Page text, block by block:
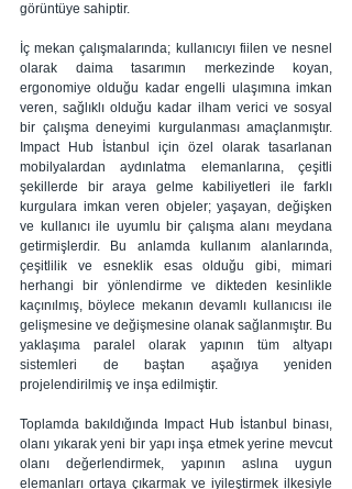
görüntüye sahiptir.
İç mekan çalışmalarında; kullanıcıyı fiilen ve nesnel
olarak daima tasarımın merkezinde koyan,
ergonomiye olduğu kadar engelli ulaşımına imkan
veren, sağlıklı olduğu kadar ilham verici ve sosyal
bir çalışma deneyimi kurgulanması amaçlanmıştır.
Impact Hub İstanbul için özel olarak tasarlanan
mobilyalardan aydınlatma elemanlarına, çeşitli
şekillerde bir araya gelme kabiliyetleri ile farklı
kurgulara imkan veren objeler; yaşayan, değişken
ve kullanıcı ile uyumlu bir çalışma alanı meydana
getirmişlerdir. Bu anlamda kullanım alanlarında,
çeşitlilik ve esneklik esas olduğu gibi, mimari
herhangi bir yönlendirme ve dikteden kesinlikle
kaçınılmış, böylece mekanın devamlı kullanıcısı ile
gelişmesine ve değişmesine olanak sağlanmıştır. Bu
yaklaşıma paralel olarak yapının tüm altyapı
sistemleri de baştan aşağıya yeniden
projelendirilmiş ve inşa edilmiştir.
Toplamda bakıldığında Impact Hub İstanbul binası,
olanı yıkarak yeni bir yapı inşa etmek yerine mevcut
olanı değerlendirmek, yapının aslına uygun
elemanları ortaya çıkarmak ve iyileştirmek ilkesiyle